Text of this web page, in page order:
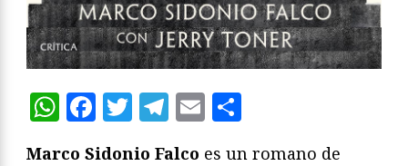
WhatsApp
Facebook
Twitter
Telegram
Email
Marco Sidonio Falco es un romano de